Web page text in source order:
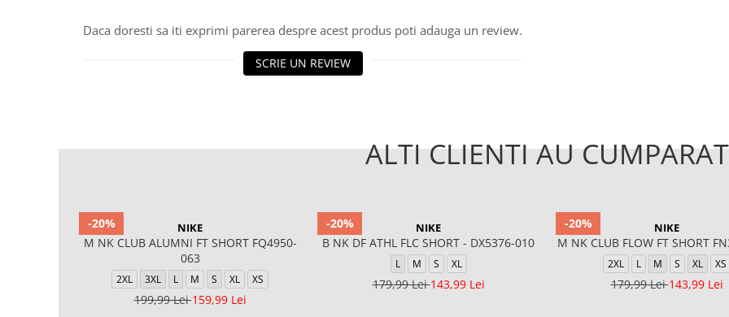
Daca doresti sa iti exprimi parerea despre acest produs poti adauga un review.
SCRIE UN REVIEW
ALTI CLIENTI AU CUMPARAT
-20% NIKE
M NK CLUB ALUMNI FT SHORT FQ4950-
063
2XL 3XL L M S XL XS
199,99 Lei159,99 Lei
-20% NIKE
B NK DF ATHL FLC SHORT - DX5376-010
L M S XL
179,99 Lei143,99 Lei
-20% NIKE
M NK CLUB FLOW FT SHORT
2XL L M S XL XS
179,99 Lei143,99 Lei